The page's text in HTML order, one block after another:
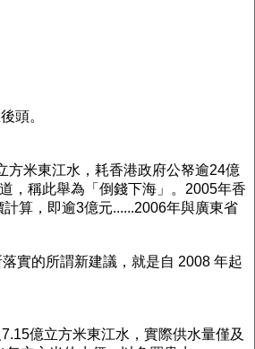
頭。
方米東江水，耗香港政府公帑逾24億
，稱此舉為「倒錢下海」。2005年香
算，即逾3億元......2006年與廣東省
實的所謂新建議，就是自 2008 年起
億立方米東江水，實際供水量僅及